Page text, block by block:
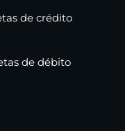
de crédito
de débito